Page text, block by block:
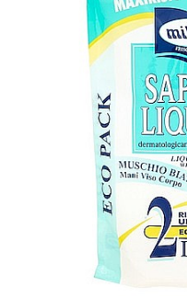
Apret & solutii speciale
Detergent lichid
Detergent pudra
Parfum de rufe
Solutie de intretinere textile
Solutii de scos pete
Tablete & Capsule
Produse Dezinfectante-